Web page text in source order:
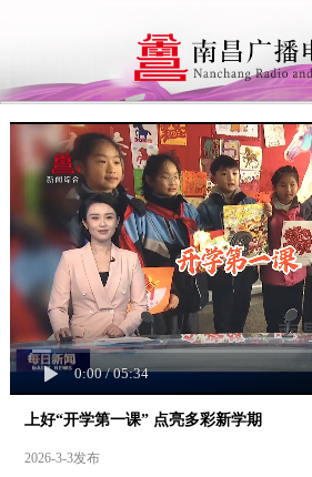
0:00/05:34
上好“开学第一课” 点亮多彩新学期
2026-3-3发布